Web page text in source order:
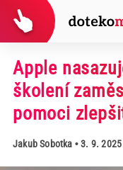
Apple
školení
pomoci
Jakub Sobotka • 3. 9. 2025